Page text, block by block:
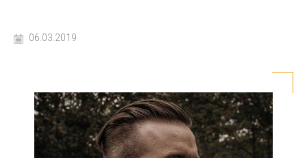
06.03.2019